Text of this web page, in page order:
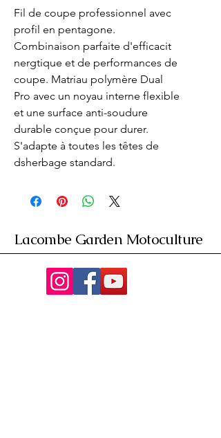
Fil de coupe professionnel avec
profil en pentagone.
Combinaison parfaite d'efficacit
nergtique et de performances de
coupe. Matriau polymère Dual
Pro avec un noyau interne flexible
et une surface anti-soudure
durable conçue pour durer.
S'adapte à toutes les têtes de
dsherbage standard.
Lacombe Garden Motoculture